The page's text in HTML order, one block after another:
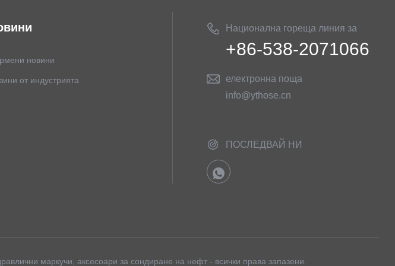
Национална гореща линия за
обслужване на клиенти
+86-538-2071066
електронна поща
info@ythose.cn
ПОСЛЕДВАЙ НИ
новини
от индустрията
маркучи, аксесоари за сондиране на нефт - всички права запазени.